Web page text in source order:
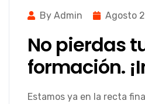
By Admin Agosto
No pierdas
formación.
Estamos ya en la recta